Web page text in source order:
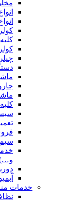
سیم
و…)
خدمات